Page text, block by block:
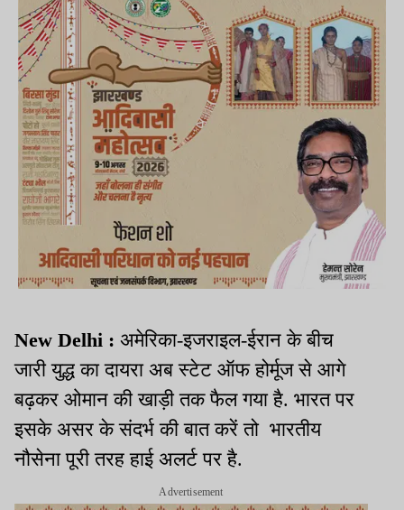
New Delhi : अमेरिका-इजराइल-ईरान के बीच
जारी युद्ध का दायरा अब स्टेट ऑफ होर्मूज से आगे
बढ़कर ओमान की खाड़ी तक फैल गया है. भारत पर
इसके असर के संदर्भ की बात करें तो भारतीय
नौसेना पूरी तरह हाई अलर्ट पर है.
Advertisement